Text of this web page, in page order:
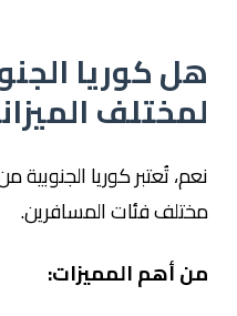
هل كوريا
لمختلف
نعم، تُعتبر كوريا
مختلف فئات المسافرين.
من أهم المميزات: